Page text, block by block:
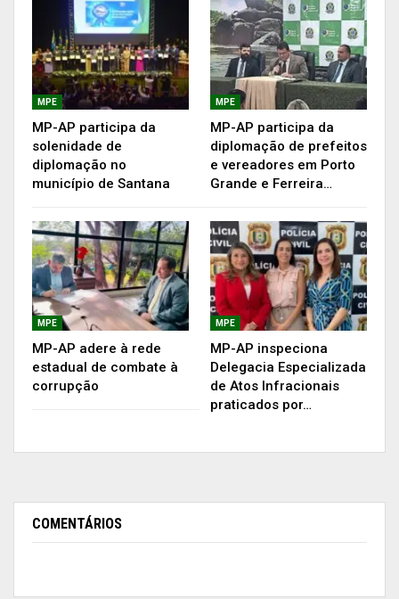
Justiça Militar, em edição especial, comemorativa
ao centenário do Ministério Público Militar (MPM),
completados em 2020. O evento não foi
celebrado no ano passado em razão da pandemia
do novo coronavírus. A cerimônia foi realizada
com a observância de medidas preventivas à
covid-19, como restrição de acesso apenas a
homenageados e convidados e uso obrigatório
MPE
MP-AP participa da
solenidade de
diplomação no
município de Santana
MPE
MP-AP participa da
diplomação de prefeitos
e vereadores em Porto
Grande e Ferreira…
MPE
MP-AP adere à rede
estadual de combate à
corrupção
MPE
MP-AP inspeciona
Delegacia Especializada
de Atos Infracionais
praticados por…
COMENTÁRIOS